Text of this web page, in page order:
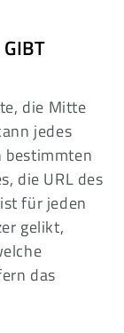
die Mitte
jedes
bestimmten
die URL des
für jeden
gelikt,
das